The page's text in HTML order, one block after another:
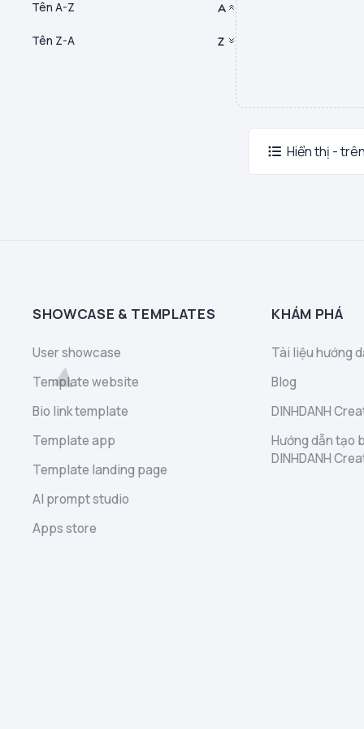
Tên A-Z
Tên Z-A
Hiển thị -
SHOWCASE & TEMPLATES
User showcase
Template website
Bio link template
Template app
Template landing page
AI prompt studio
Apps store
KHÁM PHÁ
Tài liệu hướng
Blog
DINHDANH
Hướng dẫn tạo
DINHDANH